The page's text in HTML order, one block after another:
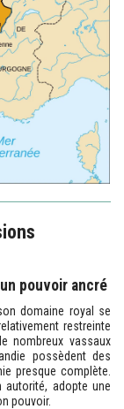
pouvoir ancré
domaine royal se
restreinte
nombreux vassaux
possèdent des
presque complète.
autorité, adopte une
pouvoir.